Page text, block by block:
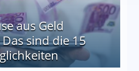
aus Geld
sind die 15